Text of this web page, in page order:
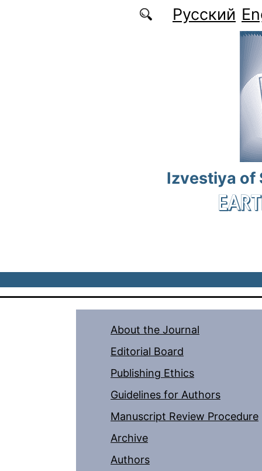
Русский
Izvestiya of
About the Journal
Editorial Board
Publishing Ethics
Guidelines for Authors
Manuscript Review Procedure
Archive
Authors